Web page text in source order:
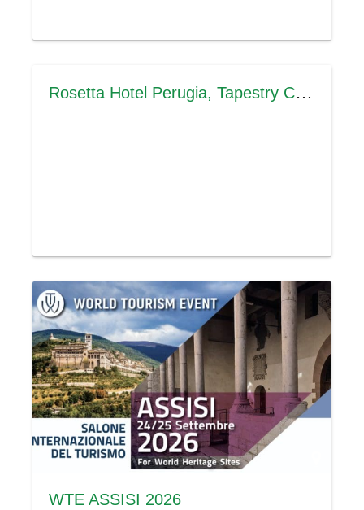
Rosetta Hotel Perugia, Tapestry Collection by Hilton
WTE ASSISI 2026